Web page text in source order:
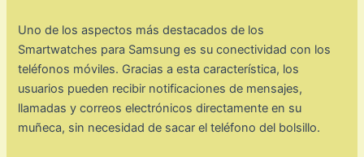
Uno de los aspectos más destacados de los
Smartwatches para Samsung es su conectividad con los
teléfonos móviles. Gracias a esta característica, los
usuarios pueden recibir notificaciones de mensajes,
llamadas y correos electrónicos directamente en su
muñeca, sin necesidad de sacar el teléfono del bolsillo.